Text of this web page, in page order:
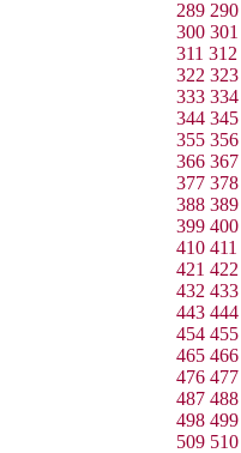
289 290
300 301
311 312
322 323
333 334
344 345
355 356
366 367
377 378
388 389
399 400
410 411
421 422
432 433
443 444
454 455
465 466
476 477
487 488
498 499
509 510